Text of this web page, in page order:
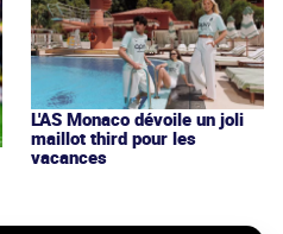
L'AS Monaco dévoile un joli
maillot third pour les
vacances